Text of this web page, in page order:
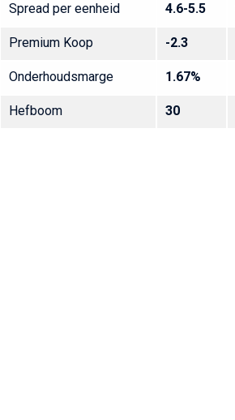
Spread per eenheid 4.6-5.5
Premium Koop -2.3
Onderhoudsmarge 1.67%
Hefboom 30